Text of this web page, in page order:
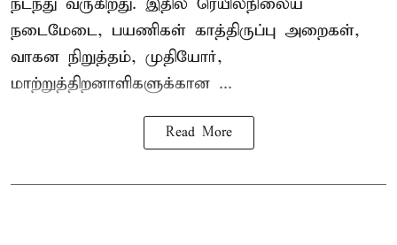
நடந்து வருகிறது. இதில் ரெயில்நிலைய
நடைமேடை, பயணிகள் காத்திருப்பு அறைகள்,
வாகன நிறுத்தம், முதியோர்,
மாற்றுத்திறனாளிகளுக்கான ...
Read More